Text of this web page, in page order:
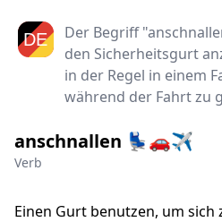
Der Begriff
den Sicherheitsgurt
in der Regel in einem
während der Fahrt zu
anschnallen 💺🚗✈
Verb
Einen Gurt benutzen, um sich